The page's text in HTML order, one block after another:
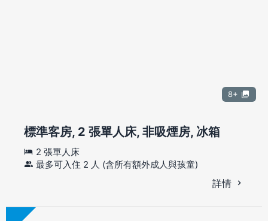
8+
標準客房, 2 張單人床, 非吸煙房, 冰箱
2 張單人床
最多可入住 2 人 (含所有額外成人與孩童)
詳情